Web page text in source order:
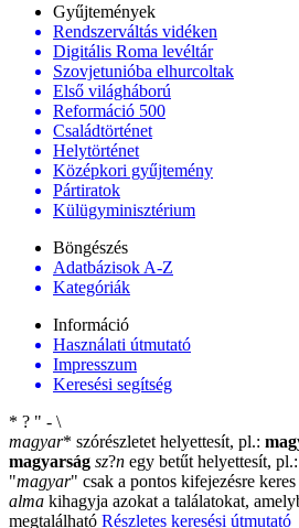
Gyűjtemények
Rendszerváltás vidéken
Digitális Roma levéltár
Szovjetunióba elhurcoltak
Első világháború
Reformáció 500
Családtörténet
Helytörténet
Középkori gyűjtemény
Pártiratok
Külügyminisztérium
Böngészés
Adatbázisok A-Z
Kategóriák
Információ
Használati útmutató
Impresszum
Keresési segítség
* ? " - \
magyar* szórészletet helyettesít, pl.:
magyarság sz?n egy betűt helyettesít,
"magyar" csak a pontos kifejezésre
alma kihagyja azokat a találatokat,
megtalálható Részletes keresési útmutató